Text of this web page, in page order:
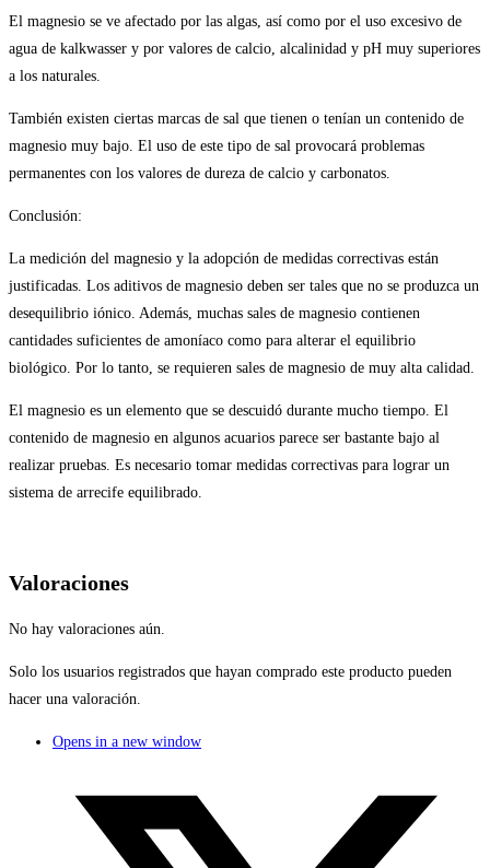
El magnesio se ve afectado por las algas, así como por el uso excesivo de
agua de kalkwasser y por valores de calcio, alcalinidad y pH muy superiores
a los naturales.
También existen ciertas marcas de sal que tienen o tenían un contenido de
magnesio muy bajo. El uso de este tipo de sal provocará problemas
permanentes con los valores de dureza de calcio y carbonatos.
Conclusión:
La medición del magnesio y la adopción de medidas correctivas están
justificadas. Los aditivos de magnesio deben ser tales que no se produzca un
desequilibrio iónico. Además, muchas sales de magnesio contienen
cantidades suficientes de amoníaco como para alterar el equilibrio
biológico. Por lo tanto, se requieren sales de magnesio de muy alta calidad.
El magnesio es un elemento que se descuidó durante mucho tiempo. El
contenido de magnesio en algunos acuarios parece ser bastante bajo al
realizar pruebas. Es necesario tomar medidas correctivas para lograr un
sistema de arrecife equilibrado.
Valoraciones
No hay valoraciones aún.
Solo los usuarios registrados que hayan comprado este producto pueden
hacer una valoración.
Opens in a new window